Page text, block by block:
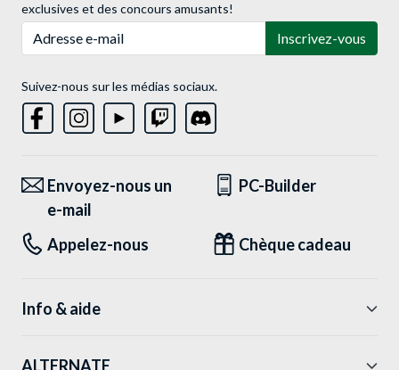
exclusives et des concours amusants!
Inscrivez-vous
Suivez-nous sur les médias sociaux.
Envoyez-nous un
e-mail
PC-Builder
Appelez-nous Chèque cadeau
Info & aide
ALTERNATE